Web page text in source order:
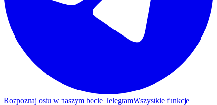
Rozpoznaj ostu w naszym bocie TelegramWszystkie funkcje